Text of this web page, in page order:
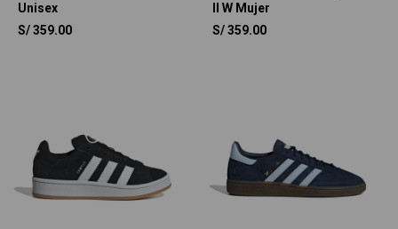
Unisex
S/359.00
II W Mujer
S/359.00